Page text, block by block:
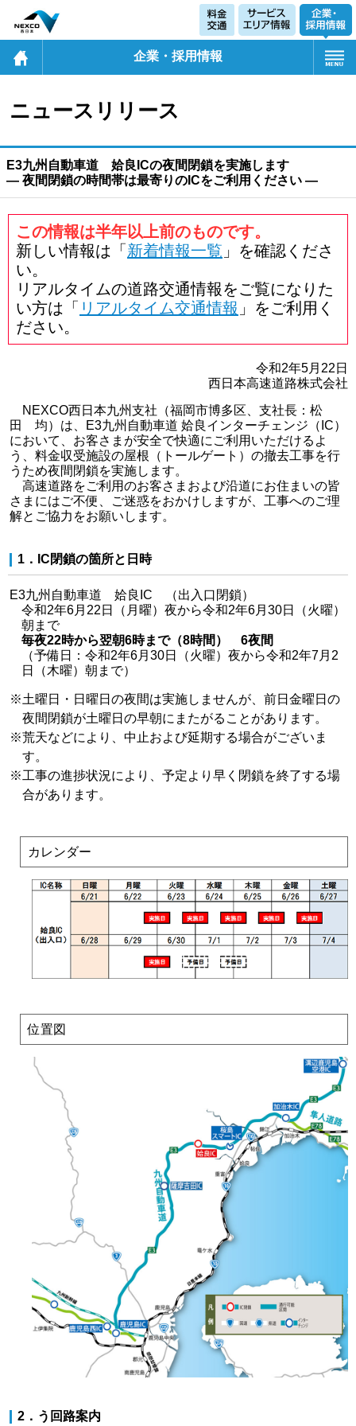
企業・採用情報
ニュースリリース
E3九州自動車道 姶良ICの夜間閉鎖を実施します
― 夜間閉鎖の時間帯は最寄りのICをご利用ください ―
この情報は半年以上前のものです。
新しい情報は「 新着情報一覧 」を確認くださ
い。
リアルタイムの道路交通情報をご覧になりた
い方は「 リアルタイム交通情報 」をご利用く
ださい。
令和2年5月22日
西日本高速道路株式会社
NEXCO西日本九州支社（福岡市博多区、支社長：松
田 均）は、E3九州自動車道 姶良インターチェンジ（IC）
において、お客さまが安全で快適にご利用いただけるよ
う、料金収受施設の屋根（トールゲート）の撤去工事を行
うため夜間閉鎖を実施します。
高速道路をご利用のお客さまおよび沿道にお住まいの皆
さまにはご不便、ご迷惑をおかけしますが、工事へのご理
解とご協力をお願いします。
1．IC閉鎖の箇所と日時
E3九州自動車道 姶良IC （出入口閉鎖）
令和2年6月22日（月曜）夜から令和2年6月30日（火曜）
朝まで
毎夜22時から翌朝6時まで（8時間） 6夜間
（予備日：令和2年6月30日（火曜）夜から令和2年7月2
日（木曜）朝まで）
※土曜日・日曜日の夜間は実施しませんが、前日金曜日の
夜間閉鎖が土曜日の早朝にまたがることがあります。
※荒天などにより、中止および延期する場合がございま
す。
※工事の進捗状況により、予定より早く閉鎖を終了する場
合があります。
カレンダー
位置図
2．う回路案内